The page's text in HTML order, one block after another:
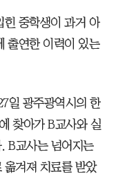
힌 중학생이 과거 아
출연한 이력이 있는
일 광주광역시의 한
찾아가 B교사와 실
B교사는 넘어지는
옮겨져 치료를 받았